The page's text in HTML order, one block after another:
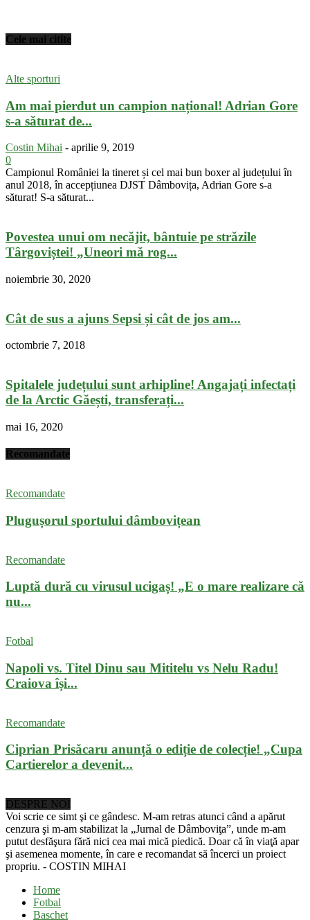
Cele mai citite
Alte sporturi
Am mai pierdut un campion național! Adrian Gore
s-a săturat de...
Costin Mihai - aprilie 9, 2019
0
Campionul României la tineret și cel mai bun boxer al județului în
anul 2018, în accepțiunea DJST Dâmbovița, Adrian Gore s-a
săturat! S-a săturat...
Povestea unui om necăjit, bântuie pe străzile
Târgoviștei! „Uneori mă rog...
noiembrie 30, 2020
Cât de sus a ajuns Sepsi și cât de jos am...
octombrie 7, 2018
Spitalele județului sunt arhipline! Angajați infectați
de la Arctic Găești, transferați...
mai 16, 2020
Recomandate
Recomandate
Plugușorul sportului dâmbovițean
Recomandate
Luptă dură cu virusul ucigaș! „E o mare realizare că
nu...
Fotbal
Napoli vs. Titel Dinu sau Mititelu vs Nelu Radu!
Craiova își...
Recomandate
Ciprian Prisăcaru anunță o ediție de colecție! „Cupa
Cartierelor a devenit...
DESPRE NOI
Voi scrie ce simt şi ce gândesc. M-am retras atunci când a apărut
cenzura şi m-am stabilizat la „Jurnal de Dâmboviţa”, unde m-am
putut desfăşura fără nici cea mai mică piedică. Doar că în viaţă apar
şi asemenea momente, în care e recomandat să încerci un proiect
propriu. - COSTIN MIHAI
Home
Fotbal
Baschet